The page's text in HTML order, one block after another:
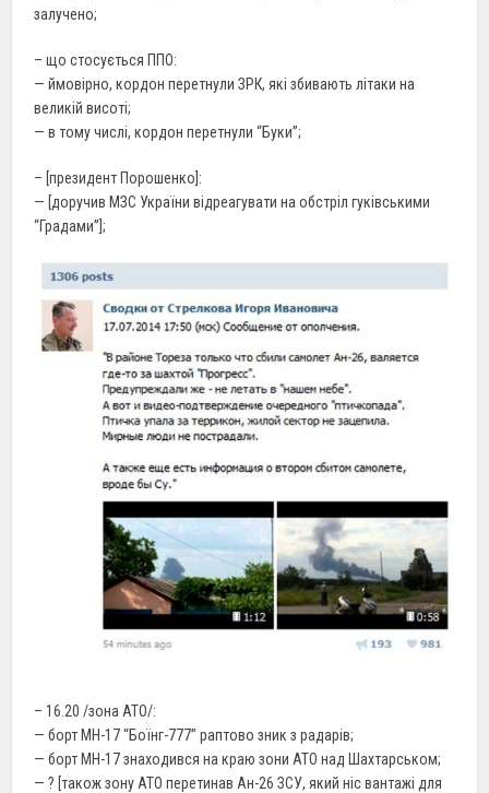
залучено;
– що стосується ППО:
— ймовірно, кордон перетнули ЗРК, які збивають літаки на
великій висоті;
— в тому числі, кордон перетнули “Буки”;
– [президент Порошенко]:
— [доручив МЗС України відреагувати на обстріл гуківськими
“Градами”];
– 16.20 /зона АТО/:
— борт MН-17 “Боїнг-777” раптово зник з радарів;
— борт MН-17 знаходився на краю зони АТО над Шахтарськом;
— ? [також зону АТО перетинав Ан-26 ЗСУ, який ніс вантажі для